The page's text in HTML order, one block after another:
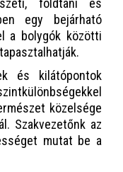
földtani és
egy bejárható
a bolygók közötti
és kilátópontok
közelsége
Szakvezetőnk az
mutat be a